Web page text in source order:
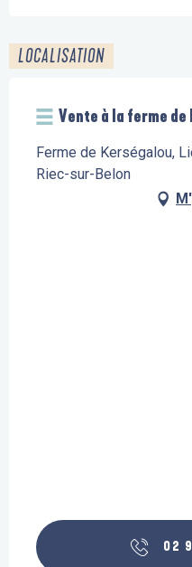
LOCALISATION
Vente à la ferme de
Ferme de Kerségalou,
Riec-sur-Belon
02